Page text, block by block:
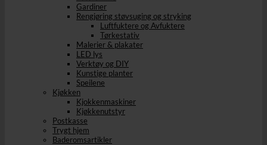
Gardiner
Rengjøring støvsuging og stryking
Luftfuktere og Avfuktere
Tørkestativ
Malerier & plakater
LED lys
Verktøy og DIY
Kunstige planter
Speilene
Kjøkken
Kjokkenmaskiner
Kjøkkenutstyr
Postkasse
Trygt hjem
Baderomsartikler